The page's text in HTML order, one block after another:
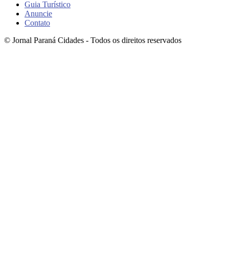
Guia Turístico
Anuncie
Contato
© Jornal Paraná Cidades - Todos os direitos reservados